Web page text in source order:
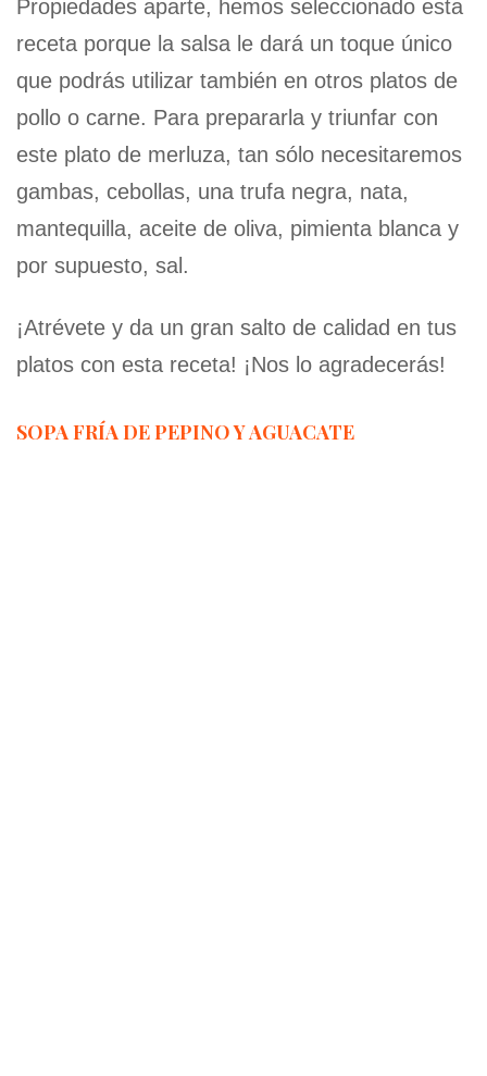
Propiedades aparte, hemos seleccionado esta
receta porque la salsa le dará un toque único
que podrás utilizar también en otros platos de
pollo o carne. Para prepararla y triunfar con
este plato de merluza, tan sólo necesitaremos
gambas, cebollas, una trufa negra, nata,
mantequilla, aceite de oliva, pimienta blanca y
por supuesto, sal.
¡Atrévete y da un gran salto de calidad en tus
platos con esta receta! ¡Nos lo agradecerás!
SOPA FRÍA DE PEPINO Y AGUACATE